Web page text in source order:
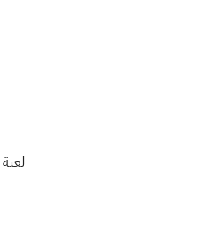
لعبة XO، أو كما تُعرف عالميًا باسم Tic Tac Toe، هي واحدة من أبسط وأشهر الألعاب في العالم، ومع إنها تبدو لعبة أطفال، إلا إنها تتطلب ذكاء وخطة 😉